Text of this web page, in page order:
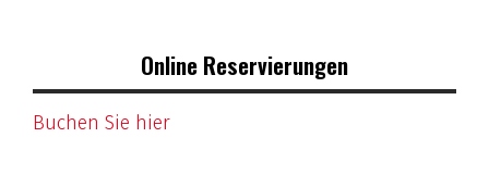
Online Reservierungen
Buchen Sie hier